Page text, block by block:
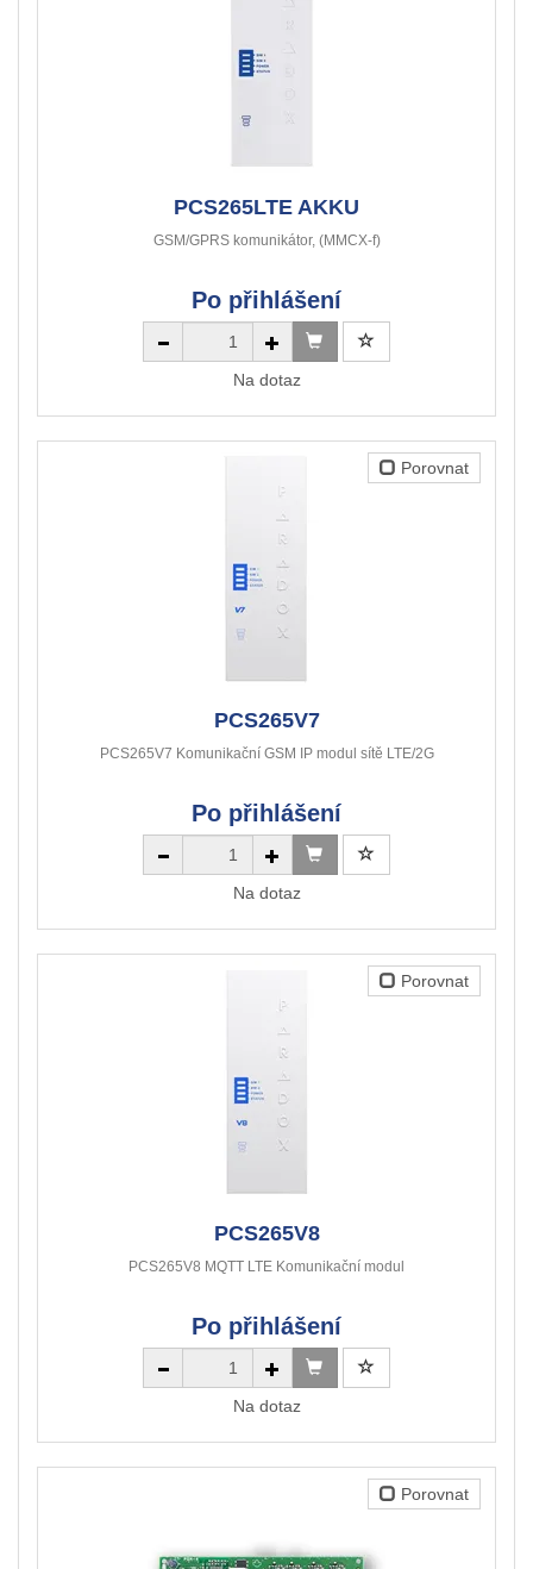
PCS265LTE AKKU
GSM/GPRS komunikátor, (MMCX-f)
Po přihlášení
Na dotaz
Porovnat
PCS265V7
PCS265V7 Komunikační GSM IP modul sítě LTE/2G
Po přihlášení
Na dotaz
Porovnat
PCS265V8
PCS265V8 MQTT LTE Komunikační modul
Po přihlášení
Na dotaz
Porovnat